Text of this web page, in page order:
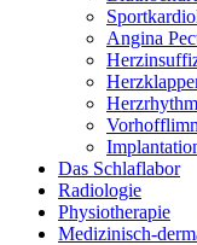
Angina
Das Schlaflabor
Radiologie
Physiotherapie
Medizinisch-